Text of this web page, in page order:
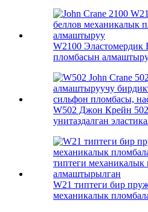
W2100 Эластомердик
пломбасын
W502 Джон Крейн
унитаздалган
W21 типтеги бир
механикалык